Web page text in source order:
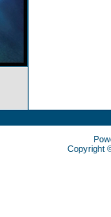
Copyright